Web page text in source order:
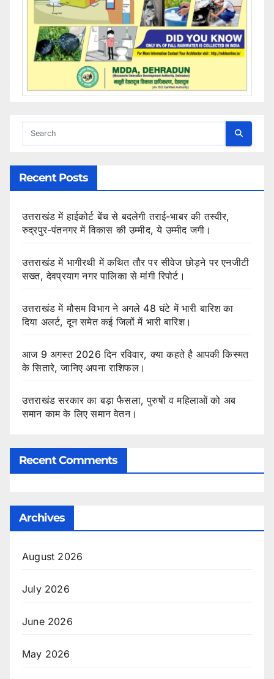
Recent Posts
उत्तराखंड में हाईकोर्ट बेंच से बदलेगी तराई-भाबर की तस्वीर,
रुद्रपुर-पंतनगर में विकास की उम्मीद, ये उम्मीद जगी।
उत्तराखंड में भागीरथी में कथित तौर पर सीवेज छोड़ने पर एनजीटी
सख्त, देवप्रयाग नगर पालिका से मांगी रिपोर्ट।
उत्तराखंड में मौसम विभाग ने अगले 48 घंटे में भारी बारिश का
दिया अलर्ट, दून समेत कई जिलों में भारी बारिश।
आज 9 अगस्त 2026 दिन रविवार, क्या कहते है आपकी किस्मत
के सितारे, जानिए अपना राशिफल।
उत्तराखंड सरकार का बड़ा फैसला, पुरुषों व महिलाओं को अब
समान काम के लिए समान वेतन।
Recent Comments
Archives
August 2026
July 2026
June 2026
May 2026